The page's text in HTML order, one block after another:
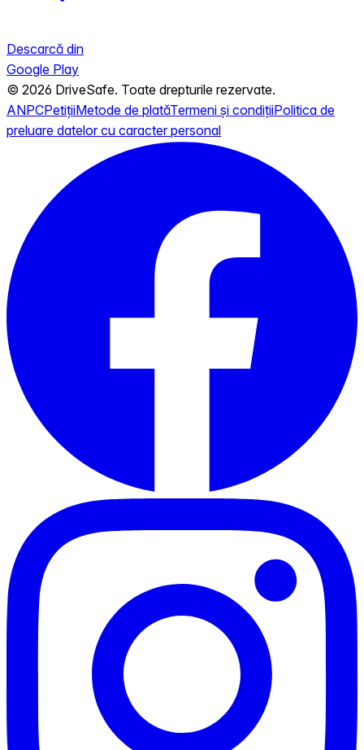
Descarcă din
Google Play
© 2026 DriveSafe. Toate drepturile rezervate.
ANPCPetițiiMetode de platăTermeni și condițiiPolitica de
preluare datelor cu caracter personal